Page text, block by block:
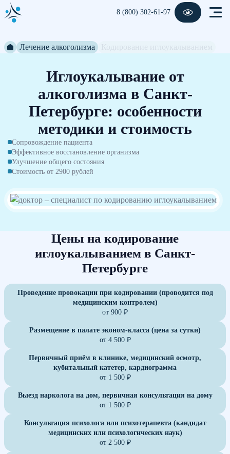
8 (800) 302-61-97
Лечение алкоголизма
Иглоукалывание от
алкоголизма в Санкт-
Петербурге: особенности
методики и стоимость
Сопровождение пациента
Эффективное восстановление организма
Улучшение общего состояния
Стоимость от 2900 рублей
Цены на кодирование
иглоукалыванием в Санкт-
Петербурге
Проведение провокации при кодировании (проводится под
медицинским контролем)
от 900 ₽
Размещение в палате эконом-класса (цена за сутки)
от 4 500 ₽
Первичный приём в клинике, медицинский осмотр,
кубитальный катетер, кардиограмма
от 1 500 ₽
Выезд нарколога на дом, первичная консультация на дому
от 1 500 ₽
Консультация психолога или психотерапевта (кандидат
медицинских или психологических наук)
от 2 500 ₽